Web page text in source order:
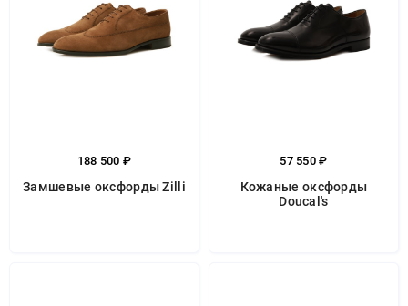
188 500 ₽
Замшевые оксфорды Zilli
57 550 ₽
Кожаные оксфорды
Doucal's